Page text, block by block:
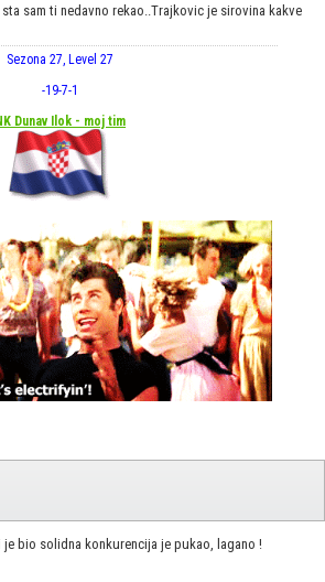
sam ti nedavno rekao..Trajkovic je sirovina kakve
Sezona 27, Level 27
-19-7-1
Dunav Ilok - moj tim
je bio solidna konkurencija je pukao, lagano !